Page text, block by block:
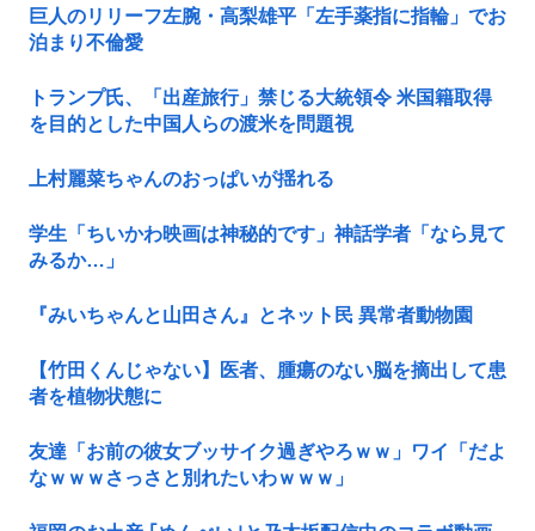
巨人のリリーフ左腕・高梨雄平「左手薬指に指輪」でお
泊まり不倫愛
トランプ氏、「出産旅行」禁じる大統領令 米国籍取得
を目的とした中国人らの渡米を問題視
上村麗菜ちゃんのおっぱいが揺れる
学生「ちいかわ映画は神秘的です」神話学者「なら見て
みるか…」
『みいちゃんと山田さん』とネット民 異常者動物園
【竹田くんじゃない】医者、腫瘍のない脳を摘出して患
者を植物状態に
友達「お前の彼女ブッサイク過ぎやろｗｗ」ワイ「だよ
なｗｗｗさっさと別れたいわｗｗｗ」